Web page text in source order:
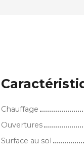
Chauffage
Ouvertures
Surface au sol